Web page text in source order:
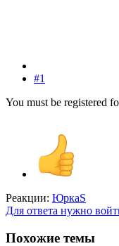
#1
You must be registered
Реакции: ЮркаS
Для ответа нужно
Похожие темы